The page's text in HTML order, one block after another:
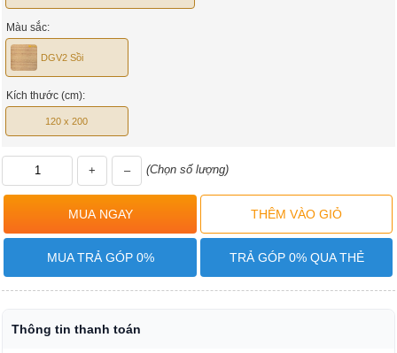
Màu sắc:
DGV2 Sồi
Kích thước (cm):
120 x 200
+ – (Chọn số lượng)
MUA TRẢ GÓP 0% TRẢ GÓP 0% QUA THẺ
Thông tin thanh toán